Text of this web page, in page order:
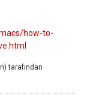
how-to-
tarafından